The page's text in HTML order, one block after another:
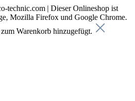
technic.com | Dieser Onlineshop ist
Mozilla Firefox und Google Chrome.
Warenkorb hinzugefügt.